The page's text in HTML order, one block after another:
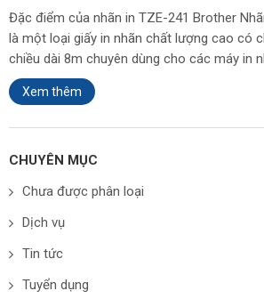
Đặc điểm của nhãn in TZE-241 Brother
là một loại giấy in nhãn chất lượng cao có
chiều dài 8m chuyên dùng cho các máy in
Xem thêm
CHUYÊN MỤC
Chưa được phân loại
Dịch vụ
Tin tức
Tuyển dụng